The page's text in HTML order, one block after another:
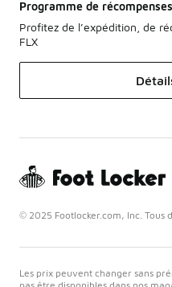
Programme de récompenses
Profitez de l’expédition, de
FLX
© 2025 Footlocker.com, Inc. Tous
Les prix peuvent changer sans